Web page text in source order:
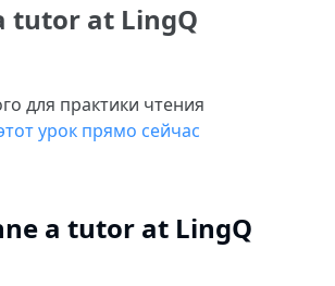
tutor at LingQ
для практики чтения
урок прямо сейчас
a tutor at LingQ